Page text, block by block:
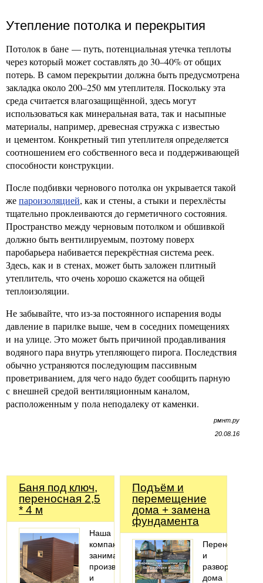
Утепление потолка и перекрытия
Потолок в бане — путь, потенциальная утечка теплоты
через который может составлять до 30–40% от общих
потерь. В самом перекрытии должна быть предусмотрена
закладка около 200–250 мм утеплителя. Поскольку эта
среда считается влагозащищённой, здесь могут
использоваться как минеральная вата, так и насыпные
материалы, например, древесная стружка с известью
и цементом. Конкретный тип утеплителя определяется
соотношением его собственного веса и поддерживающей
способности конструкции.
После подбивки чернового потолка он укрывается такой
жепароизоляцией, как и стены, а стыки и перехлёсты
тщательно проклеиваются до герметичного состояния.
Пространство между черновым потолком и обшивкой
должно быть вентилируемым, поэтому поверх
паробарьера набивается перекрёстная система реек.
Здесь, как и в стенах, может быть заложен плитный
утеплитель, что очень хорошо скажется на общей
теплоизоляции.
Не забывайте, что из-за постоянного испарения воды
давление в парилке выше, чем в соседних помещениях
и на улице. Это может быть причиной продавливания
водяного пара внутрь утепляющего пирога. Последствия
обычно устраняются последующим пассивным
проветриванием, для чего надо будет сообщить парную
с внешней средой вентиляционным каналом,
расположенным у пола неподалеку от каменки.
рмнт.ру
20.08.16
Баня под ключ,
переносная 2,5
* 4 м
Наша
компания
занимается
производством
и
Подъём и
перемещение
дома + замена
фундамента
Перенос
и
разворот
дома